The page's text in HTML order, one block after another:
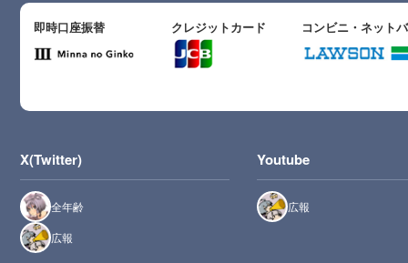
即時口座振替 クレジットカード コンビニ・ネット
X(Twitter)
全年齢
広報
Youtube
広報